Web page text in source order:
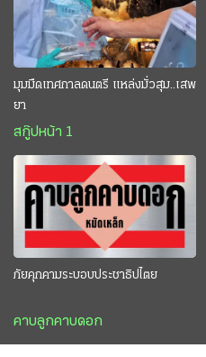
มุมมืดเทศกาลดนตรี แหล่งมั่วสุม..เสพ
ยา
สกู๊ปหน้า 1
ภัยคุกคามระบอบประชาธิปไตย
คาบลูกคาบดอก